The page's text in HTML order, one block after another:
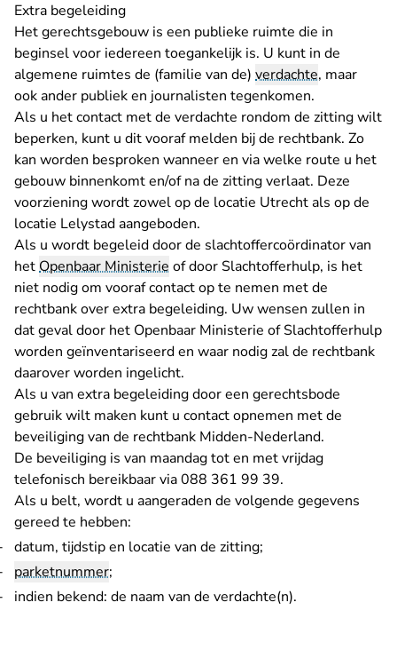
Extra begeleiding
Het gerechtsgebouw is een publieke ruimte die in
beginsel voor iedereen toegankelijk is. U kunt in de
algemene ruimtes de (familie van de) verdachte, maar
ook ander publiek en journalisten tegenkomen.
Als u het contact met de verdachte rondom de zitting wilt
beperken, kunt u dit vooraf melden bij de rechtbank. Zo
kan worden besproken wanneer en via welke route u het
gebouw binnenkomt en/of na de zitting verlaat. Deze
voorziening wordt zowel op de locatie Utrecht als op de
locatie Lelystad aangeboden.
Als u wordt begeleid door de slachtoffercoördinator van
hetOpenbaar Ministerie of door Slachtofferhulp, is het
niet nodig om vooraf contact op te nemen met de
rechtbank over extra begeleiding. Uw wensen zullen in
dat geval door het Openbaar Ministerie of Slachtofferhulp
worden geïnventariseerd en waar nodig zal de rechtbank
daarover worden ingelicht.
Als u van extra begeleiding door een gerechtsbode
gebruik wilt maken kunt u contact opnemen met de
beveiliging van de rechtbank Midden-Nederland.
De beveiliging is van maandag tot en met vrijdag
telefonisch bereikbaar via 088 361 99 39.
Als u belt, wordt u aangeraden de volgende gegevens
gereed te hebben:
datum, tijdstip en locatie van de zitting;
parketnummer;
indien bekend: de naam van de verdachte(n).